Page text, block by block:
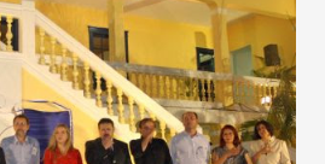
produzidas pelas
destas com o mercado
Comunicação – Coelce"